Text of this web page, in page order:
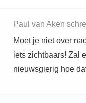
Paul van Aken
Moet je niet over
iets zichtbaars! Zal
nieuwsgierig hoe